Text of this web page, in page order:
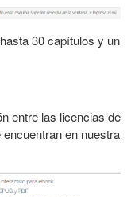
30 capítulos y un
entre las licencias de
encuentran en nuestra